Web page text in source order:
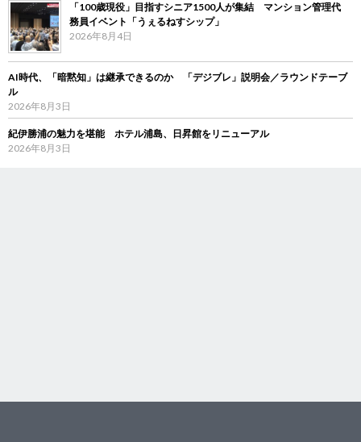
「100歳現役」目指すシニア1500人が集結 マンション管理代
務員イベント「うぇるねすシップ」
2026年8月4日
AI時代、「暗黙知」は継承できるのか 「デジブレ」説明会／ラウンドテーブ
ル
2026年8月3日
紀伊勝浦の魅力を堪能 ホテル浦島、日昇館をリニューアル
2026年8月3日